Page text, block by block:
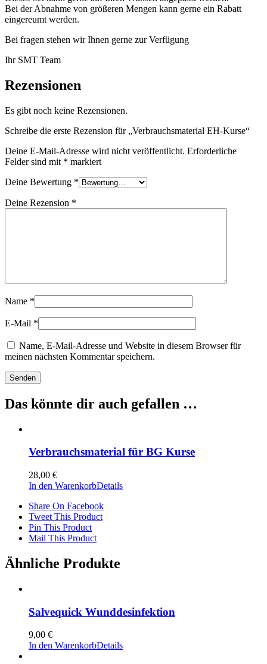
Bei der Abnahme von größeren Mengen kann gerne ein Rabatt
eingereumt werden.
Bei fragen stehen wir Ihnen gerne zur Verfügung
Ihr SMT Team
Rezensionen
Es gibt noch keine Rezensionen.
Schreibe die erste Rezension für „Verbrauchsmaterial EH-Kurse“
Deine E-Mail-Adresse wird nicht veröffentlicht. Erforderliche
Felder sind mit * markiert
Deine Bewertung *
Deine Rezension *
Name *
E-Mail *
Name, E-Mail-Adresse und Website in diesem Browser für
meinen nächsten Kommentar speichern.
Das könnte dir auch gefallen …
Verbrauchsmaterial für BG Kurse
28,00 €
In den WarenkorbDetails
Share On Facebook
Tweet This Product
Pin This Product
Mail This Product
Ähnliche Produkte
Salvequick Wunddesinfektion
9,00 €
In den WarenkorbDetails